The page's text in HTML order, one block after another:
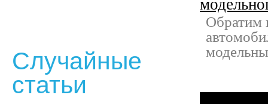
Обратим
Случайные
статьи